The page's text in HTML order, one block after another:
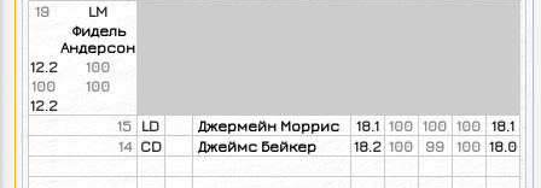
19
LM
Фидель
Андерсон
12.2
100
100
100
12.2
15 LD Джермейн Моррис 18.1 100 100 100 18.1
14 CD Джеймс Бейкер 18.2 100 99 100 18.0